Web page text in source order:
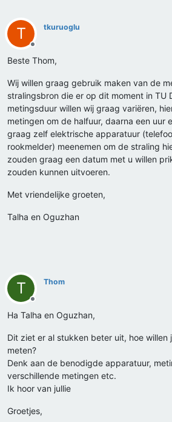
T
Offline
tkuruoglu
Beste Thom,
Wij willen graag gebruik maken van de
stralingsbron die er op dit moment in TU
metingsduur willen wij graag variëren,
metingen om de halfuur, daarna een uur
graag zelf elektrische apparatuur
rookmelder) meenemen om de straling
zouden graag een datum met u willen
zouden kunnen uitvoeren.
Met vriendelijke groeten,
Talha en Oguzhan
T
Offline
Thom
Ha Talha en Oguzhan,
Dit ziet er al stukken beter uit, hoe willen
meten?
Denk aan de benodigde apparatuur,
verschillende metingen etc.
Ik hoor van jullie
Groetjes,